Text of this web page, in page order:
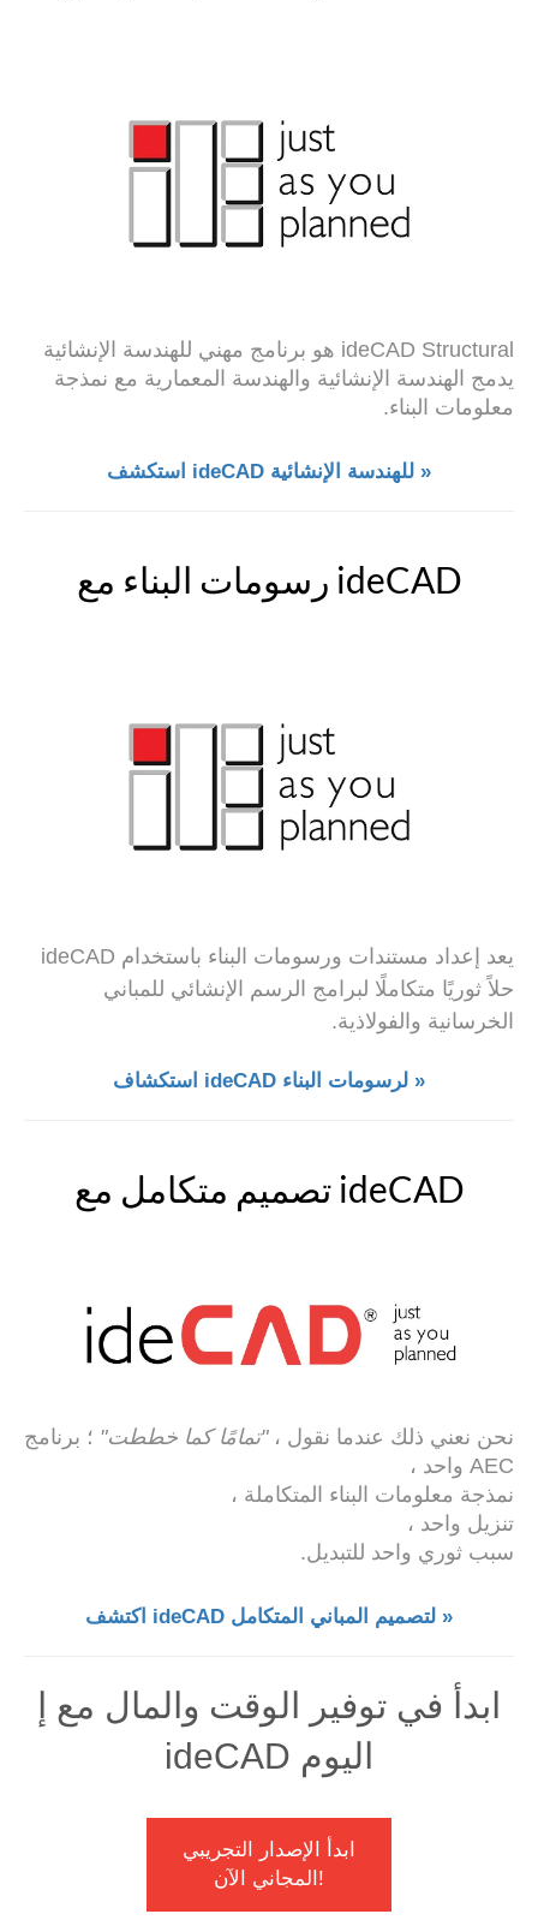
ideCAD Structural هو برنامج مهني للهندسة الإنشائية
يدمج الهندسة الإنشائية والهندسة المعمارية مع نمذجة
معلومات البناء.
استكشف ideCAD للهندسة الإنشائية »
رسومات البناء مع ideCAD
يعد إعداد مستندات ورسومات البناء باستخدام ideCAD
حلاً ثوريًا متكاملًا لبرامج الرسم الإنشائي للمباني
الخرسانية والفولاذية.
استكشاف ideCAD لرسومات البناء »
تصميم متكامل مع ideCAD
نحن نعني ذلك عندما نقول ،"تمامًا كما خططت" ؛ برنامج
AEC واحد ،
نمذجة معلومات البناء المتكاملة ،
تنزيل واحد ،
سبب ثوري واحد للتبديل.
اكتشف ideCAD لتصميم المباني المتكامل »
ابدأ في توفير الوقت والمال مع إ
ideCAD اليوم
ابدأ الإصدار التجريبي
المجاني الآن!